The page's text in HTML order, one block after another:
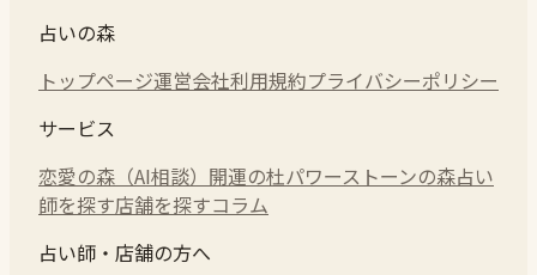
占いの森
トップページ運営会社利用規約プライバシーポリシー
サービス
恋愛の森（AI相談） 開運の杜パワーストーンの森占い
師を探す店舗を探すコラム
占い師・店舗の方へ